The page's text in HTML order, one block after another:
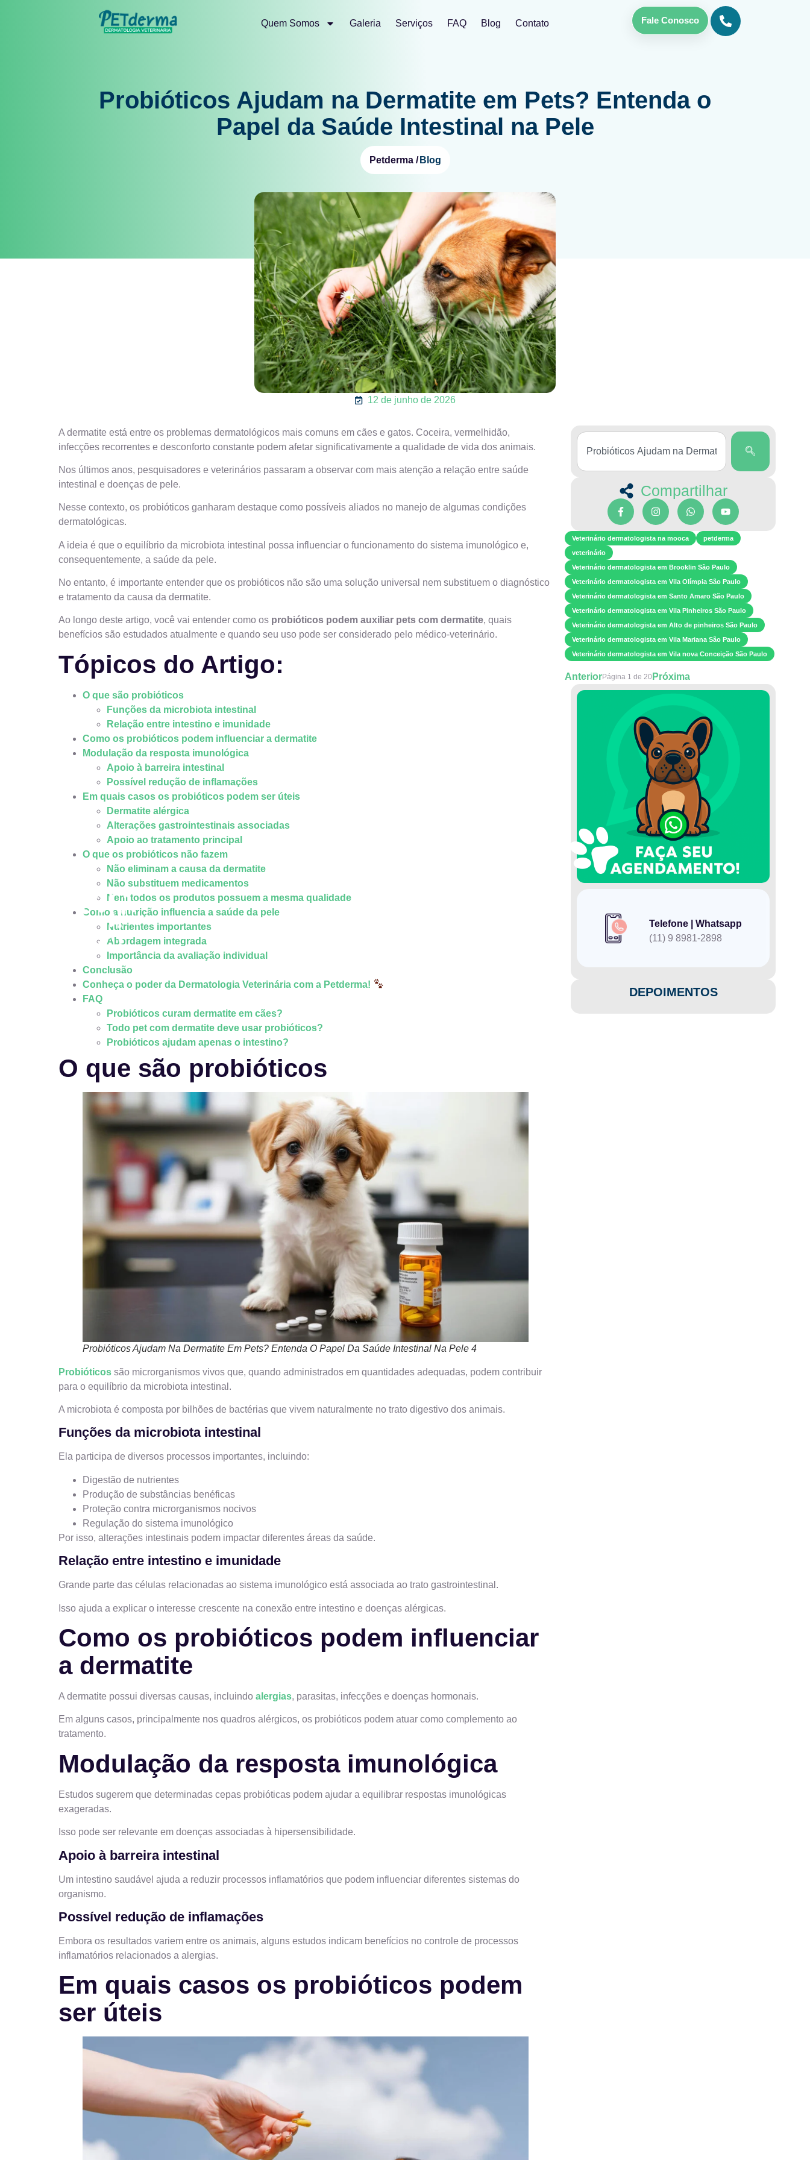
Quem Somos Galeria Serviços FAQ Blog Contato Fale Conosco
Probióticos Ajudam na Dermatite em Pets? Entenda o
Papel da Saúde Intestinal na Pele
Petderma / Blog
12 de junho de 2026
A dermatite está entre os problemas dermatológicos mais comuns em cães e gatos. Coceira, vermelhidão,
infecções recorrentes e desconforto constante podem afetar significativamente a qualidade de vida dos animais.
Nos últimos anos, pesquisadores e veterinários passaram a observar com mais atenção a relação entre saúde
intestinal e doenças de pele.
Nesse contexto, os probióticos ganharam destaque como possíveis aliados no manejo de algumas condições
dermatológicas.
A ideia é que o equilíbrio da microbiota intestinal possa influenciar o funcionamento do sistema imunológico e,
consequentemente, a saúde da pele.
No entanto, é importante entender que os probióticos não são uma solução universal nem substituem o diagnóstico
e tratamento da causa da dermatite.
Ao longo deste artigo, você vai entender como os probióticos podem auxiliar pets com dermatite, quais
benefícios são estudados atualmente e quando seu uso pode ser considerado pelo médico-veterinário.
Tópicos do Artigo:
O que são probióticos
Funções da microbiota intestinal
Relação entre intestino e imunidade
Como os probióticos podem influenciar a dermatite
Modulação da resposta imunológica
Apoio à barreira intestinal
Possível redução de inflamações
Em quais casos os probióticos podem ser úteis
Dermatite alérgica
Alterações gastrointestinais associadas
Apoio ao tratamento principal
O que os probióticos não fazem
Não eliminam a causa da dermatite
Não substituem medicamentos
Nem todos os produtos possuem a mesma qualidade
Como a nutrição influencia a saúde da pele
Nutrientes importantes
Abordagem integrada
Importância da avaliação individual
Conclusão
Conheça o poder da Dermatologia Veterinária com a Petderma!
FAQ
Probióticos curam dermatite em cães?
Todo pet com dermatite deve usar probióticos?
Probióticos ajudam apenas o intestino?
O que são probióticos
Probióticos Ajudam Na Dermatite Em Pets? Entenda O Papel Da Saúde Intestinal Na Pele 4
Probióticos são microrganismos vivos que, quando administrados em quantidades adequadas, podem contribuir
para o equilíbrio da microbiota intestinal.
A microbiota é composta por bilhões de bactérias que vivem naturalmente no trato digestivo dos animais.
Funções da microbiota intestinal
Ela participa de diversos processos importantes, incluindo:
Digestão de nutrientes
Produção de substâncias benéficas
Proteção contra microrganismos nocivos
Regulação do sistema imunológico
Por isso, alterações intestinais podem impactar diferentes áreas da saúde.
Relação entre intestino e imunidade
Grande parte das células relacionadas ao sistema imunológico está associada ao trato gastrointestinal.
Isso ajuda a explicar o interesse crescente na conexão entre intestino e doenças alérgicas.
Como os probióticos podem influenciar
a dermatite
A dermatite possui diversas causas, incluindo alergias, parasitas, infecções e doenças hormonais.
Em alguns casos, principalmente nos quadros alérgicos, os probióticos podem atuar como complemento ao
tratamento.
Modulação da resposta imunológica
Estudos sugerem que determinadas cepas probióticas podem ajudar a equilibrar respostas imunológicas
exageradas.
Isso pode ser relevante em doenças associadas à hipersensibilidade.
Apoio à barreira intestinal
Um intestino saudável ajuda a reduzir processos inflamatórios que podem influenciar diferentes sistemas do
organismo.
Possível redução de inflamações
Embora os resultados variem entre os animais, alguns estudos indicam benefícios no controle de processos
inflamatórios relacionados a alergias.
Em quais casos os probióticos podem
ser úteis
Compartilhar
Veterinário dermatologista na mooca
petderma
veterinário
Veterinário dermatologista em Brooklin São Paulo
Veterinário dermatologista em Vila Olímpia São Paulo
Veterinário dermatologista em Santo Amaro São Paulo
Veterinário dermatologista em Vila Pinheiros São Paulo
Veterinário dermatologista em Alto de pinheiros São Paulo
Veterinário dermatologista em Vila Mariana São Paulo
Veterinário dermatologista em Vila nova Conceição São Paulo
AnteriorPágina 1 de 20 Próxima
Telefone | Whatsapp
(11) 9 8981-2898
DEPOIMENTOS​